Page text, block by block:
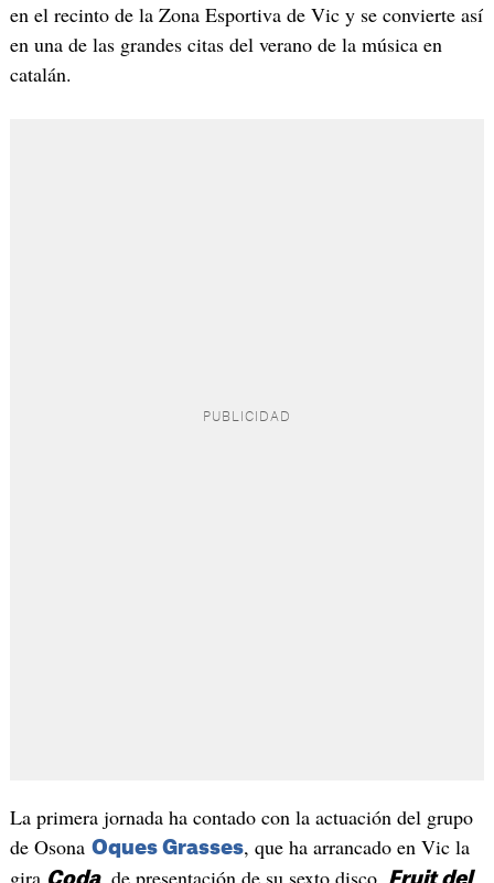
en el recinto de la Zona Esportiva de Vic y se convierte así
en una de las grandes citas del verano de la música en
catalán.
La primera jornada ha contado con la actuación del grupo
de Osona Oques Grasses, que ha arrancado en Vic la
gira Coda, de presentación de su sexto disco, Fruit del